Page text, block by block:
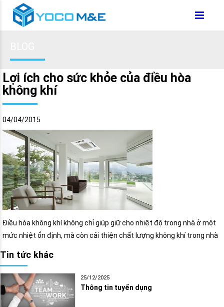
Lợi ích cho sức khỏe của điều hòa
không khí
04/04/2015
Điều hòa không khí không chỉ giúp giữ cho nhiệt độ trong nhà ở một
mức nhiệt ổn định, mà còn cải thiện chất lượng không khí trong nhà
Tin tức khác
25/12/2025
Thông tin tuyển dụng